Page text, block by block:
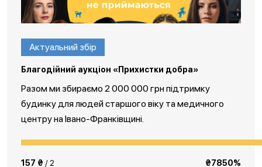
Актуальний збір
Благодійний аукціон «Прихистки добра»
Разом ми збираємо 2 000 000 грн підтримку
будинку для людей старшого віку та медичного
центру на Івано-Франківщині.
157 ₴ / 2 ₴7850%